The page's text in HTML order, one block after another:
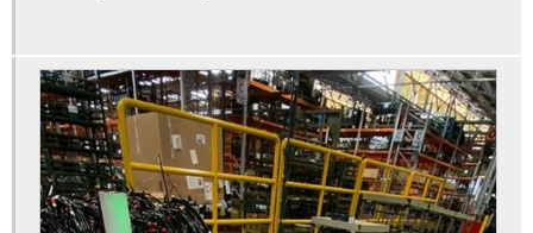
Automação elétrica
Automação elétrica industrial
Automação elétrica manutenção
Automação equipamentos industriais